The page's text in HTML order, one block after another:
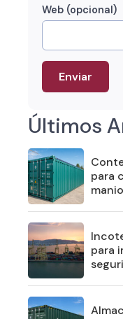
Web (opcional)
Últimos
para
para